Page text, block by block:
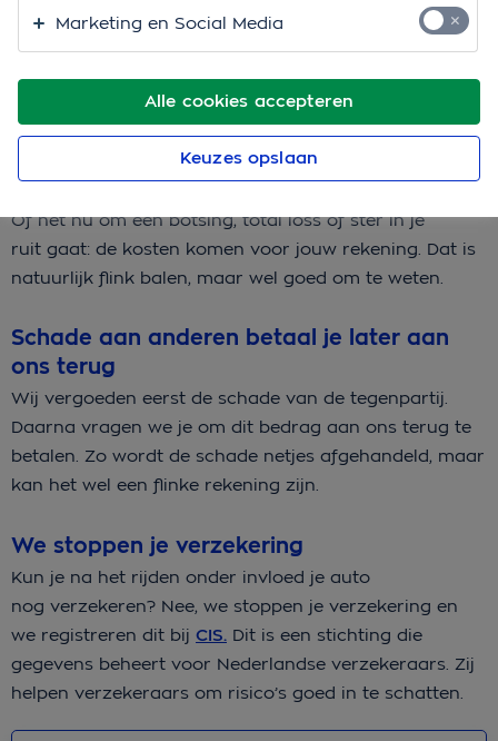
Je hebt een gezellige avond en dan… oeps. Je tikt met
een glaasje teveel een geparkeerde auto aan. Dat is
én aan jouw eigen auto. Dit kun je dan verwachten:
Je bent niet verzekerd voor schade aan je
eigen auto
Of het nu om een botsing, total loss of ster in je
ruit gaat: de kosten komen voor jouw rekening. Dat is
natuurlijk flink balen, maar wel goed om te weten.
Schade aan anderen betaal je later aan
ons terug
Wij vergoeden eerst de schade van de tegenpartij.
Daarna vragen we je om dit bedrag aan ons terug te
betalen. Zo wordt de schade netjes afgehandeld, maar
kan het wel een flinke rekening zijn.
We stoppen je verzekering
Kun je na het rijden onder invloed je auto
nog verzekeren? Nee, we stoppen je verzekering en
we registreren dit bij CIS. Dit is een stichting die
gegevens beheert voor Nederlandse verzekeraars. Zij
helpen verzekeraars om risico’s goed in te schatten.
Alle cookies accepteren
Marketing en Social Media
Keuzes opslaan